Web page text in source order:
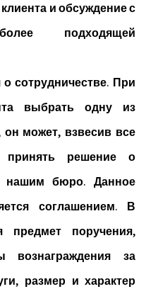
и обсуждение с
подходящей
сотрудничестве. При
выбрать одну из
он может, взвесив все
принять решение о
нашим бюро. Данное
соглашением. В
предмет поручения,
вознаграждения за
размер и характер